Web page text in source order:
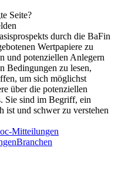
Seite?
durch die BaFin
Wertpapiere zu
und potenziellen Anlegern
Bedingungen zu lesen,
um sich möglichst
über die potenziellen
Sie sind im Begriff, ein
ist und schwer zu verstehen
Mitteilungen
Branchen